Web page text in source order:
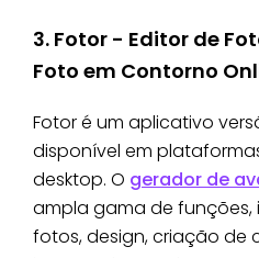
3. Fotor - Editor de
Foto em Contorno
Fotor é um aplicativo
disponível em
desktop. O gerador de
ampla gama de
fotos, design, criação de